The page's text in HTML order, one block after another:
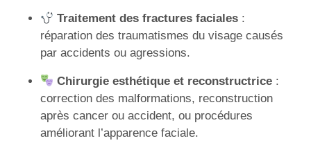
Traitement des fractures faciales :
réparation des traumatismes du visage causés
par accidents ou agressions.
Chirurgie esthétique et reconstructrice :
correction des malformations, reconstruction
après cancer ou accident, ou procédures
améliorant l’apparence faciale.